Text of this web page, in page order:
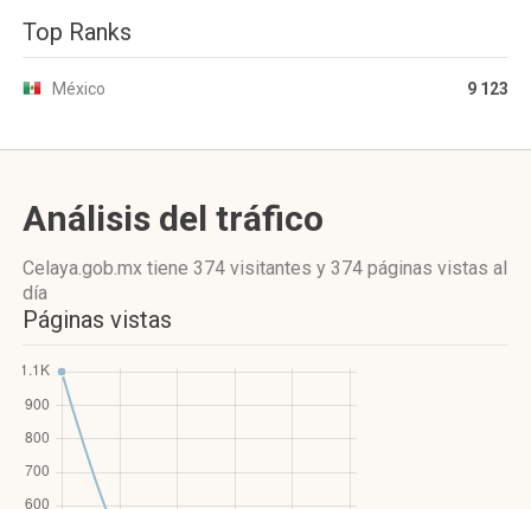
Top Ranks
México 9 123
Análisis del tráfico
Celaya.gob.mx tiene 374 visitantes y 374 páginas vistas al
día
Páginas vistas